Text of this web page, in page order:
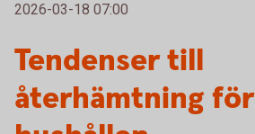
2026-03-18 07:00
Tendenser till
återhämtning för